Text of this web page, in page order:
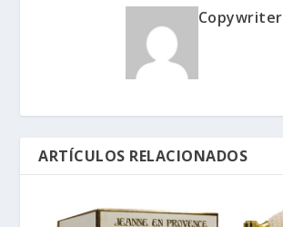
Copywriter
ARTÍCULOS RELACIONADOS